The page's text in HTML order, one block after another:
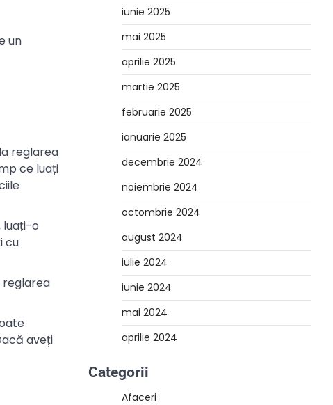
un
reglarea
ce luați
luați-o
cu
reglarea
aveți
iunie 2025
mai 2025
aprilie 2025
martie 2025
februarie 2025
ianuarie 2025
decembrie 2024
noiembrie 2024
octombrie 2024
august 2024
iulie 2024
iunie 2024
mai 2024
aprilie 2024
Categorii
Afaceri